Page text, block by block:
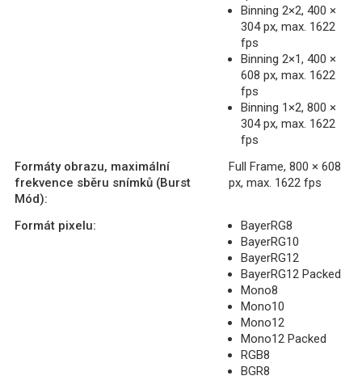
Binning 2×2, 400 ×
304 px, max. 1622
fps
Binning 2×1, 400 ×
608 px, max. 1622
fps
Binning 1×2, 800 ×
304 px, max. 1622
fps
Formáty obrazu, maximální
frekvence sběru snímků (Burst
Mód):
Full Frame, 800 × 608
px, max. 1622 fps
Formát pixelu:
BayerRG8
BayerRG10
BayerRG12
BayerRG12 Packed
Mono8
Mono10
Mono12
Mono12 Packed
RGB8
BGR8